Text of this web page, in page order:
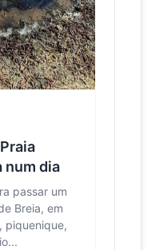
Fortaleza
de São João
e-konomista.pt
que possui
para 50
de reserva
num dia
passar um
Breia, em
piquenique,